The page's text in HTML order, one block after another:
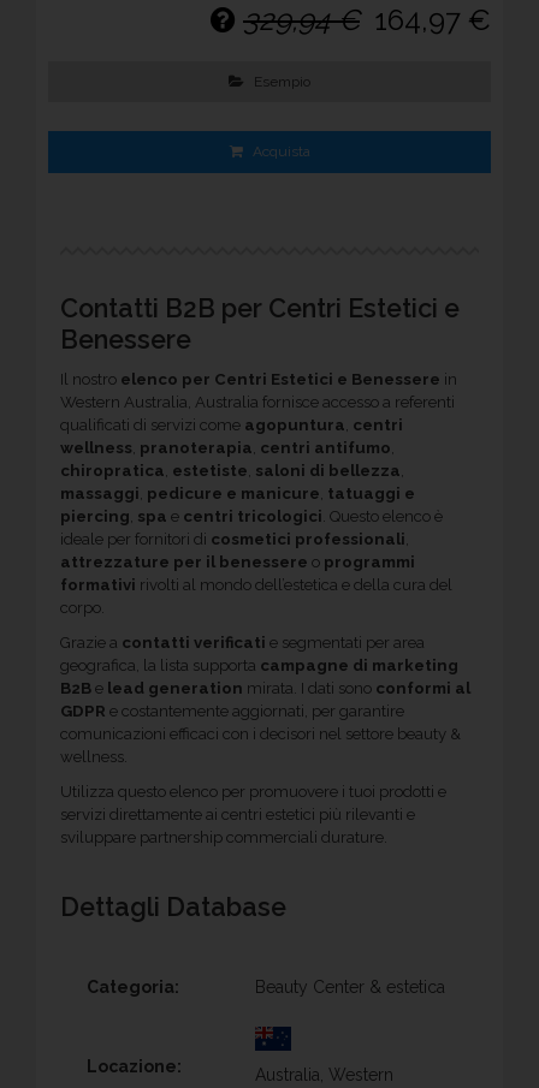
329,94 € 164,97 €
Esempio
Acquista
Contatti B2B per Centri Estetici e
Benessere
Il nostro elenco per Centri Estetici e Benessere in
Western Australia, Australia fornisce accesso a referenti
qualificati di servizi come agopuntura, centri
wellness, pranoterapia, centri antifumo,
chiropratica, estetiste, saloni di bellezza,
massaggi, pedicure e manicure, tatuaggi e
piercing, spa e centri tricologici. Questo elenco è
ideale per fornitori di cosmetici professionali,
attrezzature per il benessere o programmi
formativi rivolti al mondo dell’estetica e della cura del
corpo.
Grazie a contatti verificati e segmentati per area
geografica, la lista supporta campagne di marketing
B2B e lead generation mirata. I dati sono conformi al
GDPR e costantemente aggiornati, per garantire
comunicazioni efficaci con i decisori nel settore beauty &
wellness.
Utilizza questo elenco per promuovere i tuoi prodotti e
servizi direttamente ai centri estetici più rilevanti e
sviluppare partnership commerciali durature.
Dettagli Database
Categoria: Beauty Center & estetica
Locazione:
Australia, Western